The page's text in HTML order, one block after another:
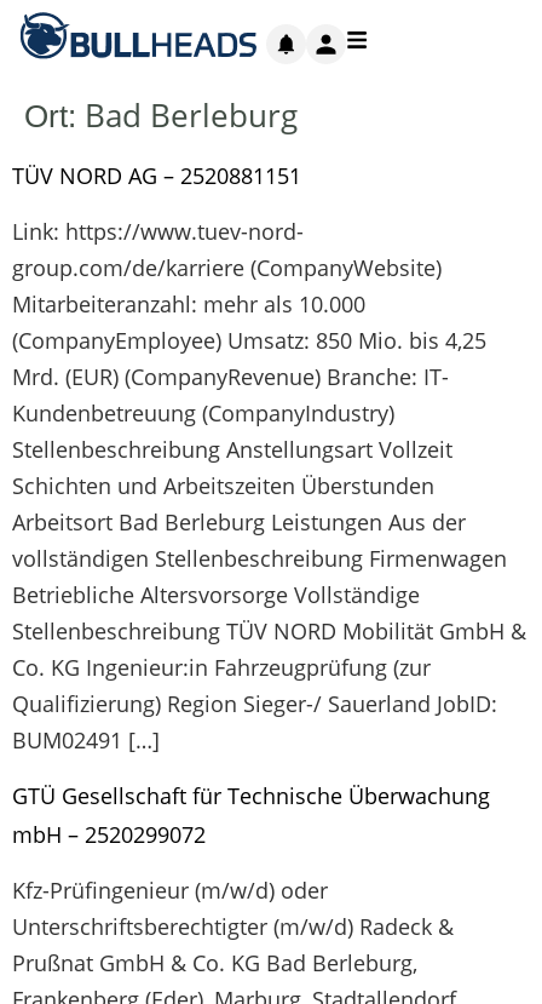
Ort: Bad Berleburg
TÜV NORD AG – 2520881151
Link: https://www.tuev-nord-
group.com/de/karriere (CompanyWebsite)
Mitarbeiteranzahl: mehr als 10.000
(CompanyEmployee) Umsatz: 850 Mio. bis 4,25
Mrd. (EUR) (CompanyRevenue) Branche: IT-
Kundenbetreuung (CompanyIndustry)
Stellenbeschreibung Anstellungsart Vollzeit
Schichten und Arbeitszeiten Überstunden
Arbeitsort Bad Berleburg Leistungen Aus der
vollständigen Stellenbeschreibung Firmenwagen
Betriebliche Altersvorsorge Vollständige
Stellenbeschreibung TÜV NORD Mobilität GmbH &
Co. KG Ingenieur:in Fahrzeugprüfung (zur
Qualifizierung) Region Sieger-/ Sauerland JobID:
BUM02491 […]
GTÜ Gesellschaft für Technische Überwachung
mbH – 2520299072
Kfz-Prüfingenieur (m/w/d) oder
Unterschriftsberechtigter (m/w/d) Radeck &
Prußnat GmbH & Co. KG Bad Berleburg,